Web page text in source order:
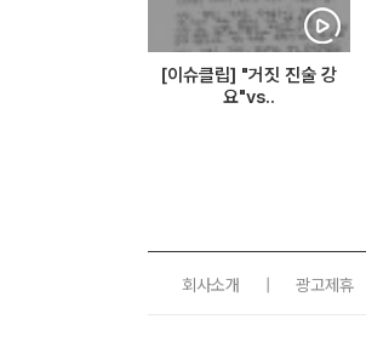
[이슈클립] "거짓 진술 강
요"vs..
회사소개 광고제휴